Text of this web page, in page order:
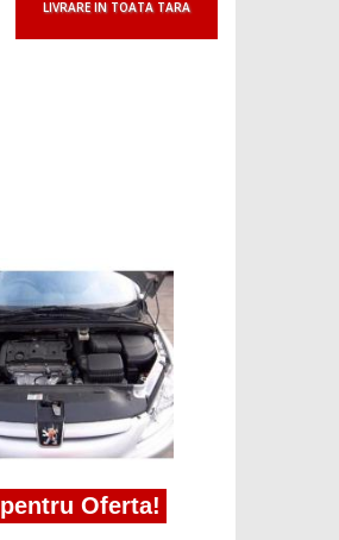
LIVRARE IN TOATA TARA
Oferta!